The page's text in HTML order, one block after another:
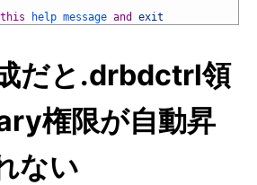
this help message and exit
だと.drbdctrl領
権限が自動昇
ない